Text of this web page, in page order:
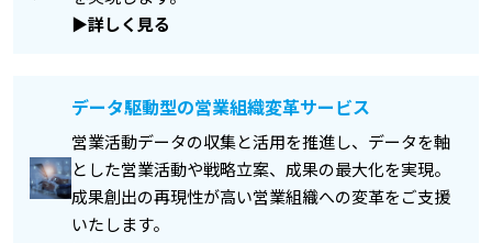
▶詳しく見る
データ駆動型の営業組織変革サービス
営業活動データの収集と活用を推進し、データを軸
とした営業活動や戦略立案、成果の最大化を実現。
成果創出の再現性が高い営業組織への変革をご支援
いたします。